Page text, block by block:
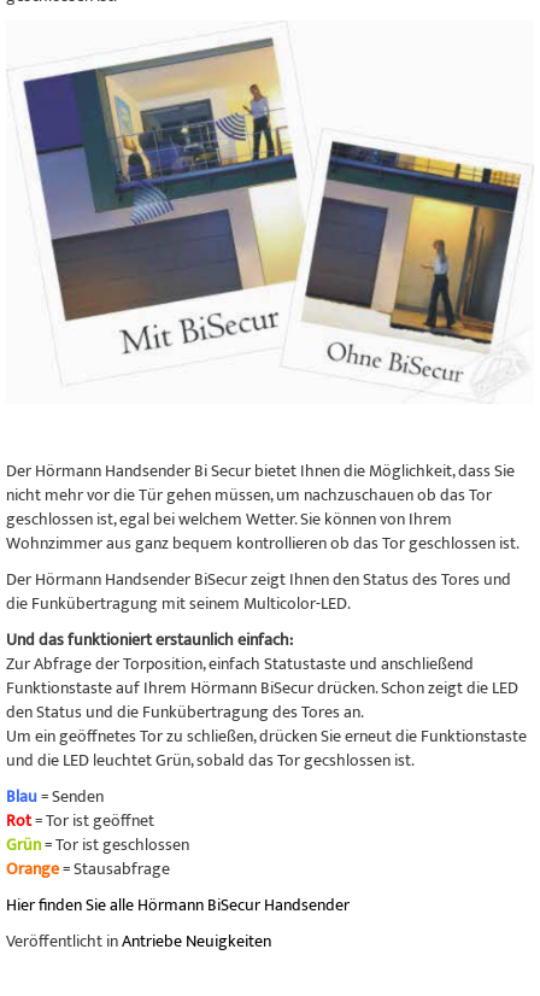
Der Hörmann Handsender Bi Secur bietet Ihnen die Möglichkeit, dass Sie
nicht mehr vor die Tür gehen müssen, um nachzuschauen ob das Tor
geschlossen ist, egal bei welchem Wetter. Sie können von Ihrem
Wohnzimmer aus ganz bequem kontrollieren ob das Tor geschlossen ist.
Der Hörmann Handsender BiSecur zeigt Ihnen den Status des Tores und
die Funkübertragung mit seinem Multicolor-LED.
Und das funktioniert erstaunlich einfach:
Zur Abfrage der Torposition, einfach Statustaste und anschließend
Funktionstaste auf Ihrem Hörmann BiSecur drücken. Schon zeigt die LED
den Status und die Funkübertragung des Tores an.
Um ein geöffnetes Tor zu schließen, drücken Sie erneut die Funktionstaste
und die LED leuchtet Grün, sobald das Tor gecshlossen ist.
Blau= Senden
Rot= Tor ist geöffnet
Grün= Tor ist geschlossen
Orange= Stausabfrage
Hier finden Sie alle Hörmann BiSecur Handsender
Veröffentlicht inAntriebe Neuigkeiten